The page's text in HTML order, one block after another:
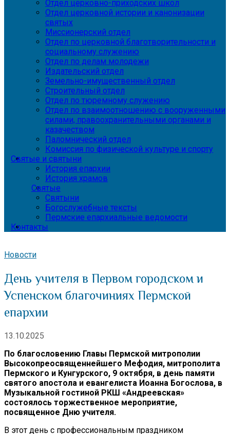
Отдел церковно-приходских школ
Отдел церковной истории и канонизации
святых
Миссионерский отдел
Отдел по церковной благотворительности и
социальному служению
Отдел по делам молодежи
Издательский отдел
Земельно-имущественный отдел
Строительный отдел
Отдел по тюремному служению
Отдел по взаимоотношению с вооруженными
силами, правоохранительными органами и
казачеством
Паломнический отдел
Комиссия по физической культуре и спорту
Святые и святыни
История епархии
История храмов
Святые
Святыни
Богослужебные тексты
Пермские епархиальные ведомости
Контакты
Новости
День учителя в Первом городском и
Успенском благочиниях Пермской
епархии
13.10.2025
По благословению Главы Пермской митрополии
Высокопреосвященнейшего Мефодия, митрополита
Пермского и Кунгурского, 9 октября, в день памяти
святого апостола и евангелиста Иоанна Богослова, в
Музыкальной гостиной РКШ «Андреевская»
состоялось торжественное мероприятие,
посвященное Дню учителя.
В этот день с профессиональным праздником